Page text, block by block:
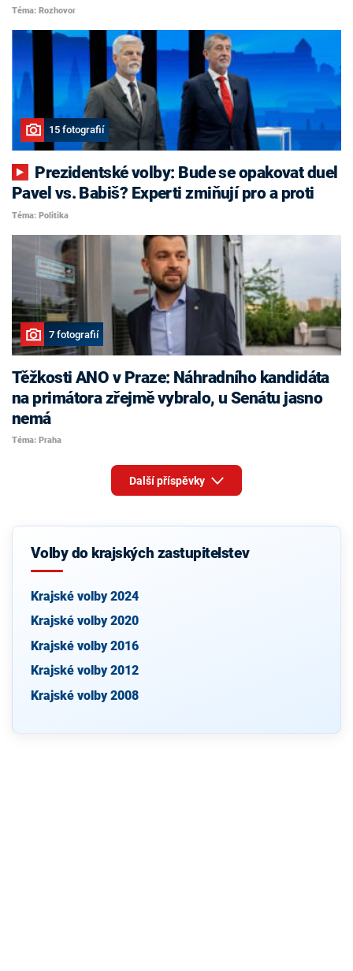
Téma: Rozhovor
15 fotografií
Pavel vs. Babiš? Experti zmiňují pro a proti
Téma: Politika
7 fotografií
Těžkosti ANO v Praze: Náhradního kandidáta
na primátora zřejmě vybralo, u Senátu jasno
nemá
Téma: Praha
Další příspěvky
Volby do krajských zastupitelstev
Krajské volby 2024
Krajské volby 2020
Krajské volby 2016
Krajské volby 2012
Krajské volby 2008